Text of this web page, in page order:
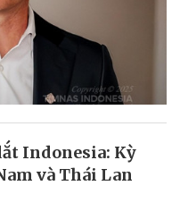
Indonesia: Kỳ
và Thái Lan